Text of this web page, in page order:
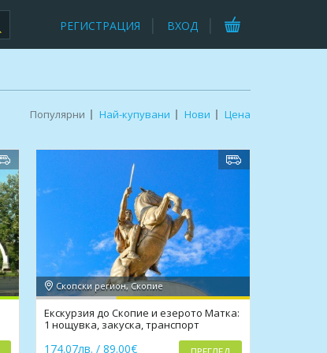
РЕГИСТРАЦИЯ ВХОД
Популярни Най-купувани Нови Цена
Скопски регион, Скопие
Екскурзия до Скопие и езерото Матка:
1 нощувка, закуска, транспорт
174.07лв. / 89.00€